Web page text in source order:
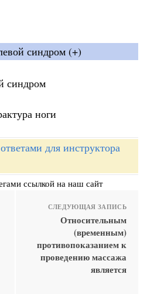
синдром (+)
синдром
ноги
для инструктора
ссылкой на наш сайт
СЛЕДУЮЩАЯ ЗАПИСЬ
Относительным
(временным)
противопоказанием к
проведению массажа
является